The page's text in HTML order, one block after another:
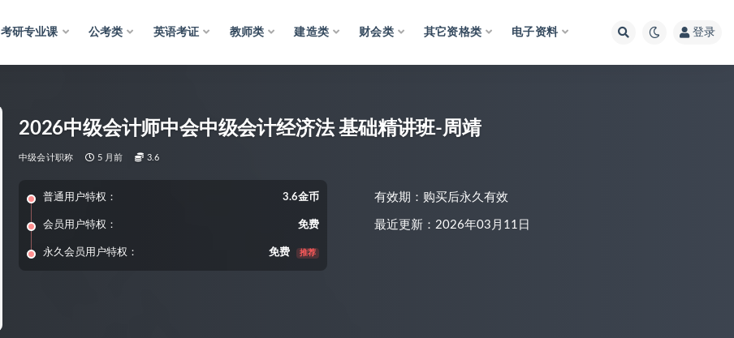
考研专业课 公考类 英语考证 教师类 建造类 财会类 其它资格类 电子资料 登录
2026中级会计师中会中级会计经济法 基础精讲班-周靖
中级会计职称 5 月前 3.6
普通用户特权： 3.6金币
会员用户特权： 免费
永久会员用户特权： 免费 推荐
有效期：购买后永久有效
最近更新：2026年03月11日